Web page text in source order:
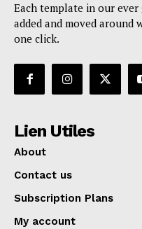
Each template in our
added and moved
one click.
Lien Utiles
About
Contact us
Subscription Plans
My account